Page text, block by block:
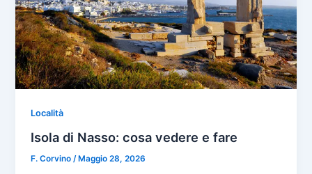
Località
Isola di Nasso: cosa vedere e fare
F. Corvino /Maggio 28, 2026